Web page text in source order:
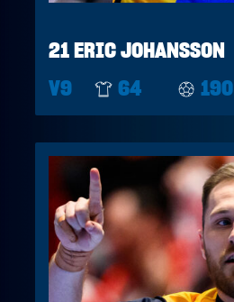
21 ERIC JOHANSSON
V9
64 190